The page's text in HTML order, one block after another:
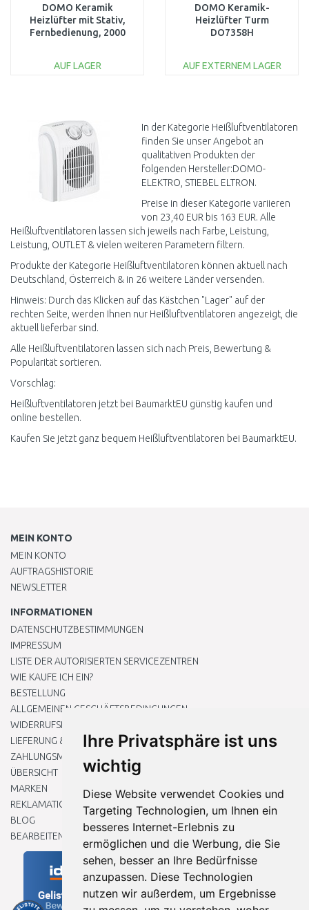
Ihre Privatsphäre ist uns
wichtig
Diese Website verwendet Cookies und
Targeting Technologien, um Ihnen ein
besseres Internet-Erlebnis zu
ermöglichen und die Werbung, die Sie
sehen, besser an Ihre Bedürfnisse
anzupassen. Diese Technologien
nutzen wir außerdem, um Ergebnisse
DOMO Keramik
Heizlüfter mit Stativ,
Fernbedienung, 2000
AUF LAGER
Vergleichen
DOMO Keramik-
Heizlüfter Turm
DO7358H
AUF EXTERNEM LAGER
Vergleichen
In der Kategorie Heißluftventilatoren
finden Sie unser Angebot an
qualitativen Produkten der
folgenden Hersteller:DOMO-
ELEKTRO, STIEBEL ELTRON.
Preise in dieser Kategorie variieren
von 23,40 EUR bis 163 EUR. Alle
Heißluftventilatoren lassen sich jeweils nach Farbe, Leistung,
Leistung, OUTLET & vielen weiteren Parametern filtern.
Produkte der Kategorie Heißluftventilatoren können aktuell nach
Deutschland, Österreich & in 26 weitere Länder versenden.
Hinweis: Durch das Klicken auf das Kästchen "Lager" auf der
rechten Seite, werden Ihnen nur Heißluftventilatoren angezeigt, die
aktuell lieferbar sind.
Alle Heißluftventilatoren lassen sich nach Preis, Bewertung &
Popularität sortieren.
Vorschlag:
Heißluftventilatoren jetzt bei BaumarktEU günstig kaufen und
online bestellen.
Kaufen Sie jetzt ganz bequem Heißluftventilatoren bei BaumarktEU.
MEIN KONTO
MEIN KONTO
AUFTRAGSHISTORIE
NEWSLETTER
INFORMATIONEN
DATENSCHUTZBESTIMMUNGEN
IMPRESSUM
LISTE DER AUTORISIERTEN SERVICEZENTREN
WIE KAUFE ICH EIN?
BESTELLUNG
ALLGEMEINEN GESCHÄFTSBEDINGUNGEN
WIDERRUFSRECHT
LIEFERUNG & ZAHLUNG
ZAHLUNGSMETHODEN
ÜBERSICHT
MARKEN
REKLAMATIONEN UND RETOUREN
BLOG
BEARBEITEN SIE MEINE COOKIE-EINSTELLUNGEN